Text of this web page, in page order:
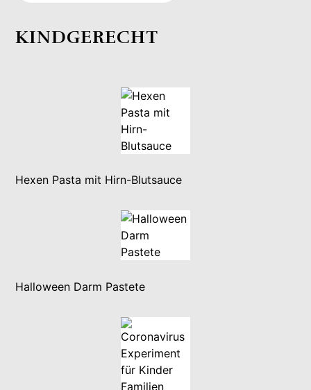
KINDGERECHT
Hexen Pasta mit Hirn-Blutsauce
Halloween Darm Pastete